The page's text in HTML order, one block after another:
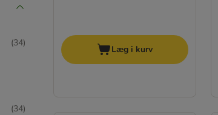
(34)
(34)
Læg i kurv